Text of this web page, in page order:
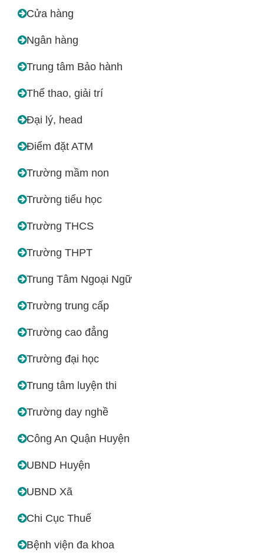
Cửa hàng
Ngân hàng
Trung tâm Bảo hành
Thể thao, giải trí
Đại lý, head
Điểm đặt ATM
Trường mầm non
Trường tiểu học
Trường THCS
Trường THPT
Trung Tâm Ngoại Ngữ
Trường trung cấp
Trường cao đẳng
Trường đại học
Trung tâm luyện thi
Trường day nghề
Công An Quận Huyện
UBND Huyện
UBND Xã
Chi Cục Thuế
Bệnh viện đa khoa